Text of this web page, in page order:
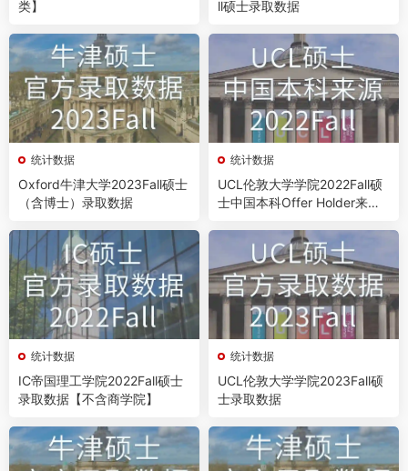
类】
ll硕士录取数据
统计数据
Oxford牛津大学2023Fall硕士
（含博士）录取数据
统计数据
UCL伦敦大学学院2022Fall硕
士中国本科Offer Holder来源
统计数据
IC帝国理工学院2022Fall硕士
录取数据【不含商学院】
统计数据
UCL伦敦大学学院2023Fall硕
士录取数据